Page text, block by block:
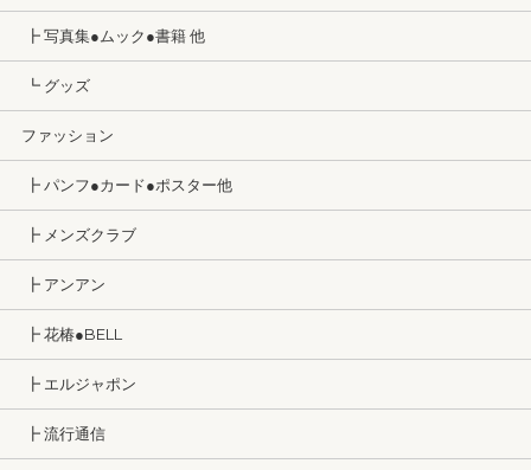
┣ 写真集●ムック●書籍 他
┗ グッズ
ファッション
┣ パンフ●カード●ポスター他
┣ メンズクラブ
┣ アンアン
┣ 花椿●BELL
┣ エルジャポン
┣ 流行通信